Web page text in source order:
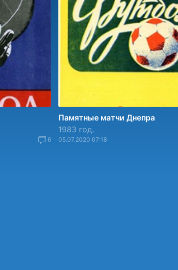
6
Памятные матчи Днепра
1983 год.
05.07.2020 07:18